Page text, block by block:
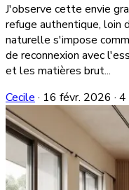
J'observe cette envie
refuge authentique, loin
naturelle s'impose
de reconnexion avec
et les matières brut...
Cecile · 16 févr. 2026 · 4